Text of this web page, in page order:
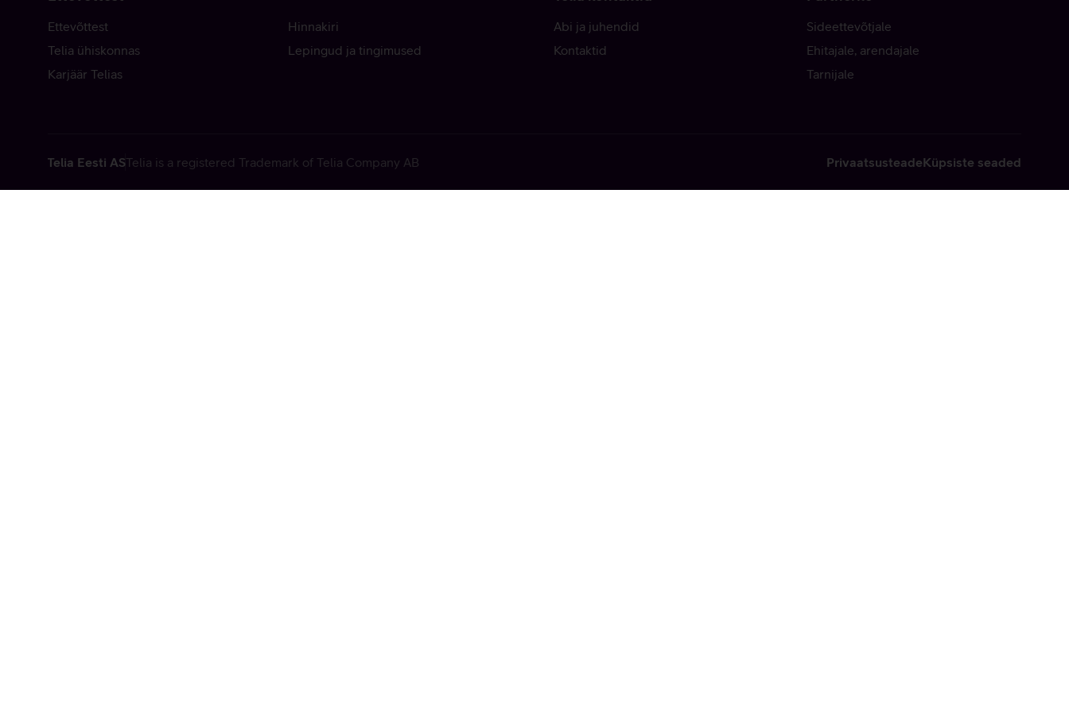
Ettevõttest
Telia ühiskonnas
Karjäär Telias
Hinnakiri
Lepingud ja tingimused
Abi ja juhendid
Kontaktid
Sideettevõtjale
Ehitajale, arendajale
Tarnijale
Telia Eesti ASTelia is a registered Trademark of Telia Company AB PrivaatsusteadeKüpsiste seaded